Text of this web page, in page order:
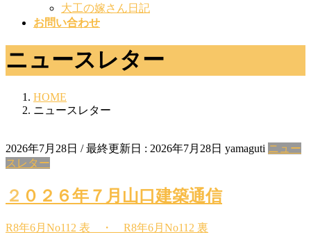
大工の嫁さん日記
お問い合わせ
ニュースレター
HOME
ニュースレター
2026年7月28日 / 最終更新日 : 2026年7月28日 yamaguti ニュー
スレター
２０２６年７月山口建築通信
R8年6月No112 表 ・ R8年6月No112 裏